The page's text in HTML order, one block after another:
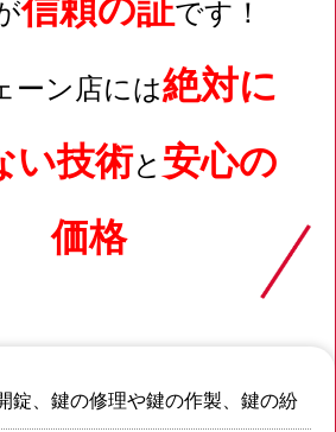
です！
ーン店には絶対に
い技術と 安心の
価格
錠、鍵の修理や鍵の作製、鍵の紛